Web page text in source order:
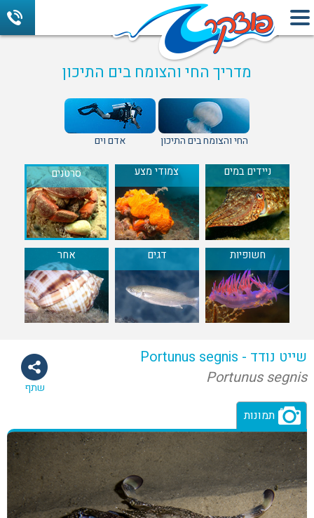
מדריך החי והצומח בים התיכון
החי והצומח בים התיכון אדם וים
ניידים במים צמודי מצע סרטנים
חשופיות דגים אחר
שתף
שייט נודד - Portunus segnis
Portunus segnis
תמונות